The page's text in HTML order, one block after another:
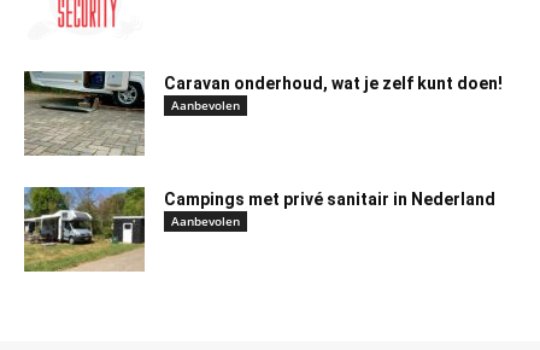
Caravan onderhoud, wat je zelf kunt doen!
Aanbevolen
Campings met privé sanitair in Nederland
Aanbevolen